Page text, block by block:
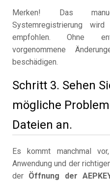
Merken! Das
Systemregistrierung
empfohlen. Ohne
vorgenommene
beschädigen.
Schritt 3. Sehen
mögliche
Dateien an.
Es kommt manchmal
Anwendung und der
der Öffnung der